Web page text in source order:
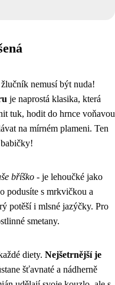
nemusí být nuda!
je naprostá klasika, která
tuk, hodit do hrnce voňavou
na mírném plameni. Ten
bříško - je lehoučké jako
podusíte s mrkvičkou a
potěší i mlsné jazýčky. Pro
smetany.
diety. Nejšetrnější je
šťavnaté a nádherně